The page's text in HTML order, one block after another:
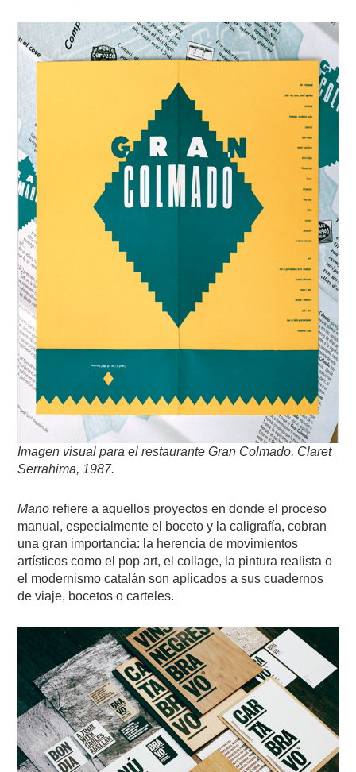
Imagen visual para el restaurante Gran Colmado, Claret
Serrahima, 1987.
Mano refiere a aquellos proyectos en donde el proceso
manual, especialmente el boceto y la caligrafía, cobran
una gran importancia: la herencia de movimientos
artísticos como el pop art, el collage, la pintura realista o
el modernismo catalán son aplicados a sus cuadernos
de viaje, bocetos o carteles.